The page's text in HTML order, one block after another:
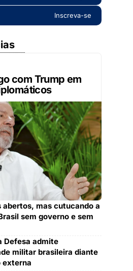
Inscreva-se
com Trump em
abertos, mas cutucando a
sem governo e sem
Defesa admite
militar brasileira diante
externa